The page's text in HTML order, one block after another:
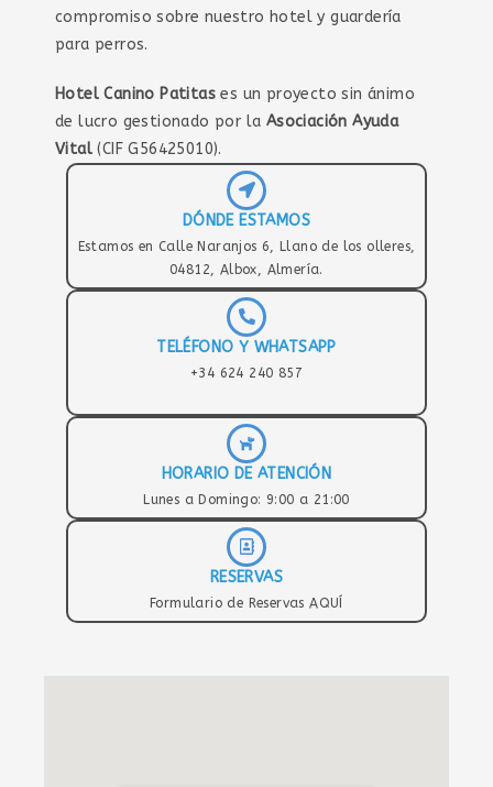
compromiso sobre nuestro hotel y guardería
para perros.
Hotel Canino Patitas es un proyecto sin ánimo
de lucro gestionado por la Asociación Ayuda
Vital (CIF G56425010).
DÓNDE ESTAMOS
Estamos en Calle Naranjos 6, Llano de los olleres,
04812, Albox, Almería.
TELÉFONO Y WHATSAPP
+34 624 240 857
HORARIO DE ATENCIÓN
Lunes a Domingo: 9:00 a 21:00
RESERVAS
Formulario de Reservas AQUÍ